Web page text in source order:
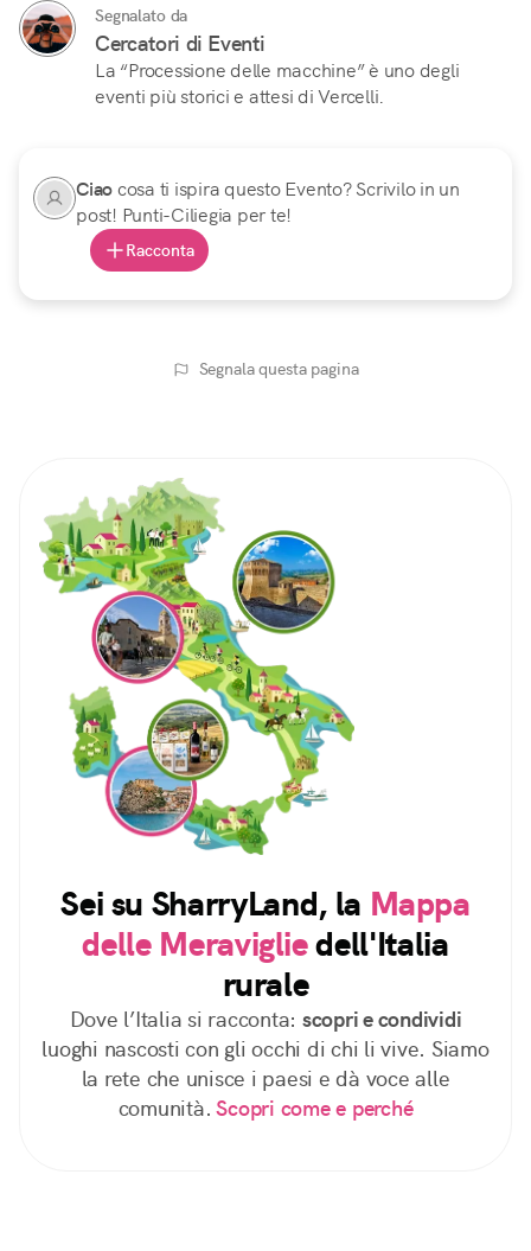
Segnalato da
Cercatori di Eventi
La “Processione delle macchine” è uno degli
eventi più storici e attesi di Vercelli.
Ciaocosa ti ispira questo Evento? Scrivilo in un
post! Punti-Ciliegia per te!
Racconta
Segnala questa pagina
Sei su SharryLand, la Mappa
delle Meravigliedell'Italia
rurale
Dove l’Italia si racconta: scopri e condividi
luoghi nascosti con gli occhi di chi li vive. Siamo
la rete che unisce i paesi e dà voce alle
comunità. Scopri come e perché